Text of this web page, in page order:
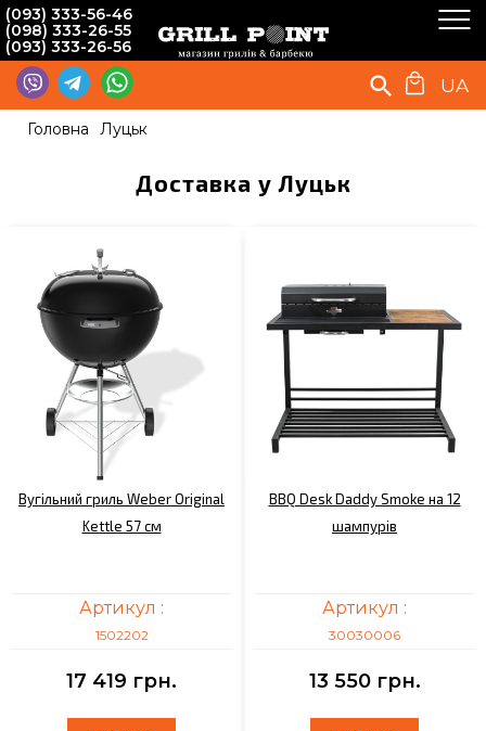
(093) 333-56-46
(098) 333-26-55
(093) 333-26-56
UA
Головна Луцьк
Доставка у Луцьк
Вугільний гриль Weber Original
Kettle 57 cм
Артикул :
1502202
17 419 грн.
BBQ Desk Daddy Smoke на 12
шампурів
Артикул :
30030006
13 550 грн.